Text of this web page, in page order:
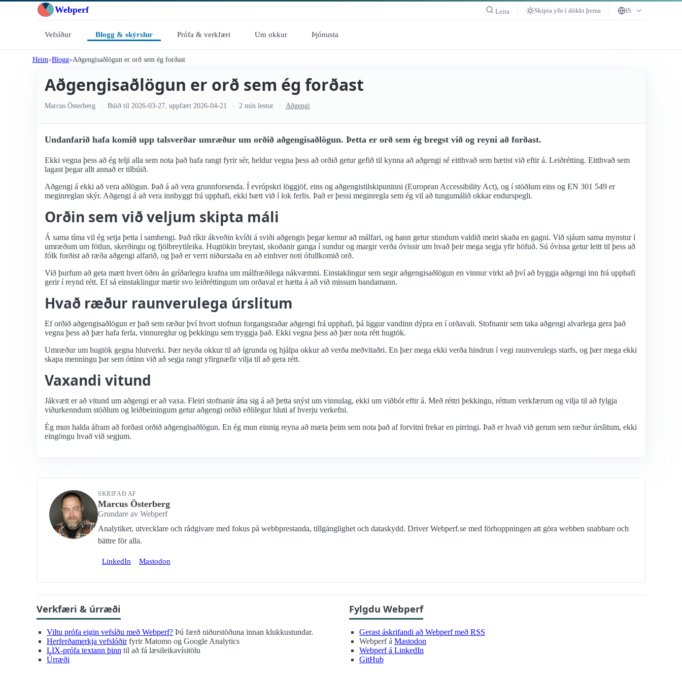
Webperf Leita Skipta yfir í dökkt þema IS
Vefsíður Blogg & skýrslur Prófa & verkfæri Um okkur Þjónusta
Heim Blogg Aðgengisaðlögun er orð sem ég forðast
Aðgengisaðlögun er orð sem ég forðast
Marcus Österberg Búið til 2026-03-27 , uppfært 2026-04-21 2 mín lestur Aðgengi
Undanfarið hafa komið upp talsverðar umræður um orðið aðgengisaðlögun. Þetta er orð sem ég bregst við og reyni að forðast.
Ekki vegna þess að ég telji alla sem nota það hafa rangt fyrir sér, heldur vegna þess að orðið getur gefið til kynna að aðgengi sé eitthvað sem bætist við eftir á. Leiðrétting. Eitthvað sem
lagast þegar allt annað er tilbúið.
Aðgengi á ekki að vera aðlögun. Það á að vera grunnforsenda. Í evrópskri löggjöf, eins og aðgengistilskipuninni (European Accessibility Act), og í stöðlum eins og EN 301 549 er
meginreglan skýr. Aðgengi á að vera innbyggt frá upphafi, ekki bætt við í lok ferlis. Það er þessi meginregla sem ég vil að tungumálið okkar endurspegli.
Orðin sem við veljum skipta máli
Á sama tíma vil ég setja þetta í samhengi. Það ríkir ákveðin kvíði á sviði aðgengis þegar kemur að málfari, og hann getur stundum valdið meiri skaða en gagni. Við sjáum sama mynstur í
umræðum um fötlun, skerðingu og fjölbreytileika. Hugtökin breytast, skoðanir ganga í sundur og margir verða óvissir um hvað þeir mega segja yfir höfuð. Sú óvissa getur leitt til þess að
fólk forðist að ræða aðgengi alfarið, og það er verri niðurstaða en að einhver noti ófullkomið orð.
Við þurfum að geta mætt hvert öðru án gríðarlegra krafna um málfræðilega nákvæmni. Einstaklingur sem segir aðgengisaðlögun en vinnur virkt að því að byggja aðgengi inn frá upphafi
gerir í reynd rétt. Ef sá einstaklingur mætir svo leiðréttingum um orðaval er hætta á að við missum bandamann.
Hvað ræður raunverulega úrslitum
Ef orðið aðgengisaðlögun er það sem ræður því hvort stofnun forgangsraðar aðgengi frá upphafi, þá liggur vandinn dýpra en í orðavali. Stofnanir sem taka aðgengi alvarlega gera það
vegna þess að þær hafa ferla, vinnureglur og þekkingu sem tryggja það. Ekki vegna þess að þær nota rétt hugtök.
Umræður um hugtök gegna hlutverki. Þær neyða okkur til að ígrunda og hjálpa okkur að verða meðvitaðri. En þær mega ekki verða hindrun í vegi raunverulegs starfs, og þær mega ekki
skapa menningu þar sem óttinn við að segja rangt yfirgnæfir vilja til að gera rétt.
Vaxandi vitund
Jákvætt er að vitund um aðgengi er að vaxa. Fleiri stofnanir átta sig á að þetta snýst um vinnulag, ekki um viðbót eftir á. Með réttri þekkingu, réttum verkfærum og vilja til að fylgja
viðurkenndum stöðlum og leiðbeiningum getur aðgengi orðið eðlilegur hluti af hverju verkefni.
Ég mun halda áfram að forðast orðið aðgengisaðlögun. En ég mun einnig reyna að mæta þeim sem nota það af forvitni frekar en pirringi. Það er hvað við gerum sem ræður úrslitum, ekki
eingöngu hvað við segjum.
SKRIFAÐ AF
Marcus Österberg
Grundare av Webperf
Analytiker, utvecklare och rådgivare med fokus på webbprestanda, tillgänglighet och dataskydd. Driver Webperf.se med förhoppningen att göra webben snabbare och
bättre för alla.
LinkedIn Mastodon
Verkfæri & úrræði
Viltu prófa eigin vefsíðu með Webperf? Þú færð niðurstöðuna innan klukkustundar.
Herferðamerkja vefslóðirfyrir Matomo og Google Analytics
LIX-prófa textann þinn til að fá læsileikavísitölu
Úrræði
Fylgdu Webperf
Gerast áskrifandi að Webperf með RSS
Webperf á Mastodon
Webperf á LinkedIn
GitHub